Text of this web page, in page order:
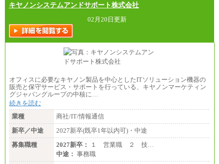
キヤノンシステムアンドサポート株式会社
02月20日更新
オフィスに必要なキヤノン製品を中心としたITソリューション機器の
販売と保守サービス・サポートを行っている、キヤノンマーケティン
グジャパングループの中核に…
続きを読む
業種
商社/IT/情報通信
新卒／中途
2027新卒(既卒1年以内可)・中途
募集職種
2027新卒：
１ 営業職 ２ 技…
中途： 事務職